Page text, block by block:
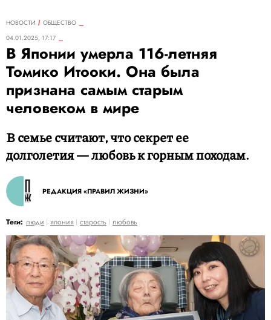
НОВОСТИ
ОБЩЕСТВО
04.01.2025, 17:17
В Японии умерла 116-летняя
Томико Итооки. Она была
признана самым старым
человеком в мире
В семье считают, что секрет ее
долголетия — любовь к горным походам.
РЕДАКЦИЯ «ПРАВИЛ ЖИЗНИ»
Теги: люди япония старость любовь